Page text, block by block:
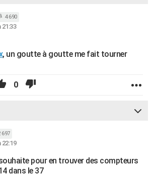
4 690
21:33
, un goutte à goutte me fait tourner
0
697
22:19
pour en trouver des compteurs
dans le 37